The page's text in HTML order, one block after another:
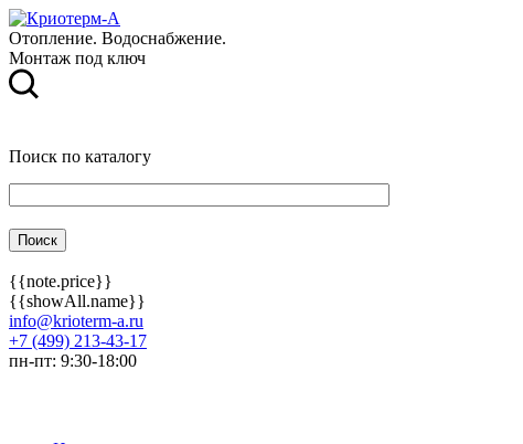
Отопление. Водоснабжение.
Монтаж под ключ
Поиск по каталогу
{{note.price}}
{{showAll.name}}
info@krioterm-a.ru
+7 (499) 213-43-17
пн-пт: 9:30-18:00